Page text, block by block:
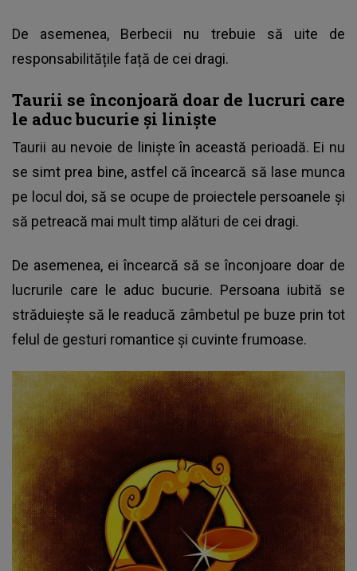
De asemenea, Berbecii nu trebuie să uite de
responsabilitățile față de cei dragi.
Taurii se înconjoară doar de lucruri care
le aduc bucurie și liniște
Taurii au nevoie de liniște în această perioadă. Ei nu
se simt prea bine, astfel că încearcă să lase munca
pe locul doi, să se ocupe de proiectele persoanele și
să petreacă mai mult timp alături de cei dragi.
De asemenea, ei încearcă să se înconjoare doar de
lucrurile care le aduc bucurie. Persoana iubită se
străduiește să le readucă zâmbetul pe buze prin tot
felul de gesturi romantice și cuvinte frumoase.